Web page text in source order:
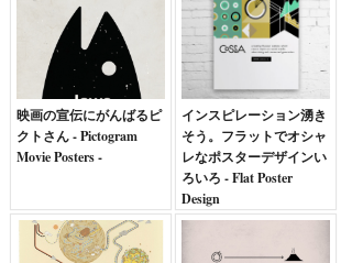
映画の宣伝にがんばるピ
クトさん - Pictogram
Movie Posters -
インスピレーション湧き
そう。フラットでオシャ
レなポスターデザインい
ろいろ - Flat Poster
Design